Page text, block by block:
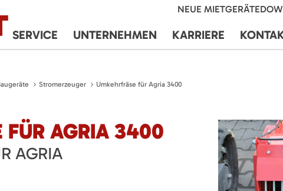
NEUE MIETGERÄTE
SERVICE UNTERNEHMEN KARRIERE
Stromerzeuger Umkehrfräse für Agria 3400
FÜR AGRIA 3400
AGRIA